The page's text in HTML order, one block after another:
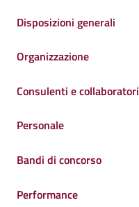
Disposizioni generali
Organizzazione
Consulenti e collaboratori
Personale
Bandi di concorso
Performance